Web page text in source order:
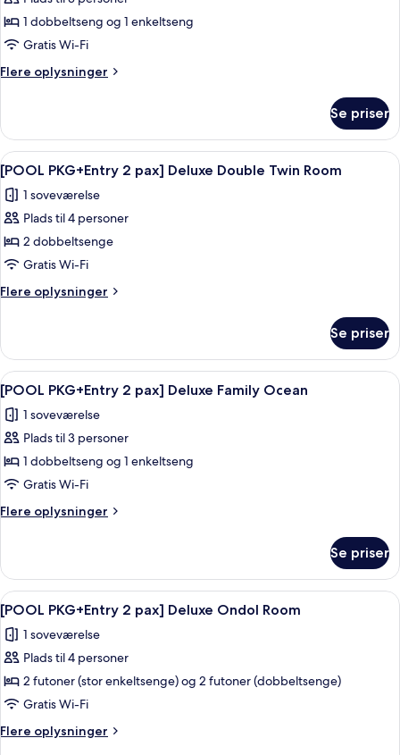
View
Double
Bed,
View
[POOL
PKG+Entry
2
pax]
Family
Twin
Room
1 dobbeltseng og 1 enkeltseng
Gratis Wi-Fi
Flere oplysninger
Flere
PKG+Entry
pax]
Deluxe
Family
Twin
Se priser
Indlæs
alle
billeder
af
[POOL
PKG+Entry
2
pax]
Double
Twin
Room
Et hotelværelse med to senge, et
7
[POOL PKG+Entry 2 pax] Deluxe Double Twin Room
1 soveværelse
Plads til 4 personer
2 dobbeltsenge
Gratis Wi-Fi
Flere oplysninger
Flere
PKG+Entry
pax]
Deluxe
Double
Twin
Se priser
Indlæs
alle
billeder
af
[POOL
PKG+Entry
2
pax]
Family
Ocean
Et hotelværelse med to senge, et
6
[POOL PKG+Entry 2 pax] Deluxe Family Ocean
1 soveværelse
Plads til 3 personer
1 dobbeltseng og 1 enkeltseng
Gratis Wi-Fi
Flere oplysninger
Flere
PKG+Entry
pax]
Deluxe
Family
Ocean
Se priser
Indlæs
alle
billeder
af
[POOL
PKG+Entry
2
pax]
Et hotelværelse med stort vindue,
4
[POOL PKG+Entry 2 pax] Deluxe Ondol Room
1 soveværelse
Plads til 4 personer
2 futoner (stor enkeltsenge) og 2 futoner (dobbeltsenge)
Gratis Wi-Fi
Flere oplysninger
Flere